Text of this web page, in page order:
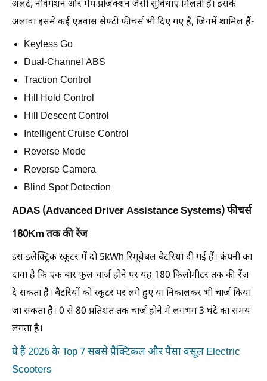
अलर्ट, नेविगेशन और मैप प्रोजेक्शन जैसी सुविधाएं मिलती हैं। इसके
अलावा इसमें कई एडवांस सेफ्टी फीचर्स भी दिए गए हैं, जिनमें शामिल हैं-
Keyless Go
Dual-Channel ABS
Traction Control
Hill Hold Control
Hill Descent Control
Intelligent Cruise Control
Reverse Mode
Reverse Camera
Blind Spot Detection
ADAS (Advanced Driver Assistance Systems) फीचर्स
180Km तक की रेंज
इस इलेक्ट्रिक स्कूटर में दो 5kWh रिमूवेबल बैटरियां दी गई हैं। कंपनी का
दावा है कि एक बार फुल चार्ज होने पर यह 180 किलोमीटर तक की रेंज
दे सकता है। बैटरियों को स्कूटर पर लगे हुए या निकालकर भी चार्ज किया
जा सकता है। 0 से 80 प्रतिशत तक चार्ज होने में लगभग 3 घंटे का समय
लगता है।
ये हैं 2026 के Top 7 सबसे प्रैक्टिकल और पैसा वसूल Electric
Scooters